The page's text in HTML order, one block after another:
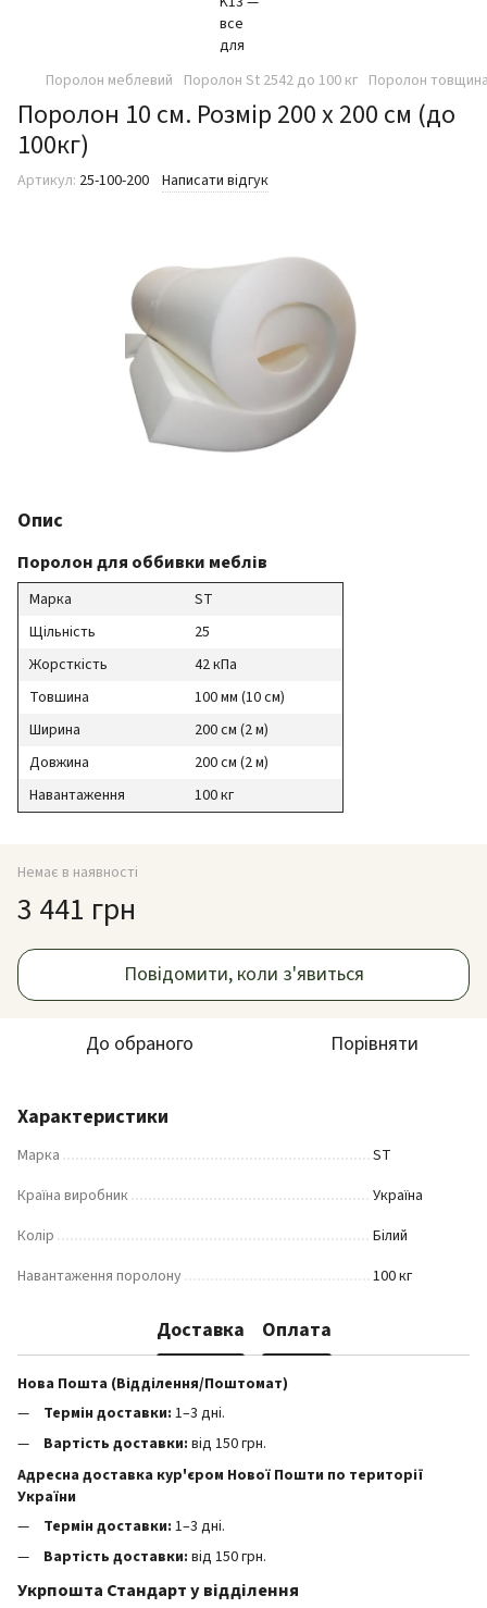
Поролон меблевий Поролон St 2542 до 100 кг Поролон
Поролон 10 см. Розмір 200 х 200 см (до
100кг)
Артикул: 25-100-200 Написати відгук
Опис
Поролон для оббивки меблів
Марка
ST
Щільність
25
Жорсткість
42 кПа
Товшина
100 мм (10 см)
Ширина
200 см (2 м)
Довжина
200 см (2 м)
Навантаження
100 кг
Немає в наявності
3 441 грн
Повідомити, коли з'явиться
До обраного Порівняти
Характеристики
Марка
ST
Країна виробник
Україна
Колір
Білий
Навантаження поролону
100 кг
Доставка Оплата
Нова Пошта (Відділення/Поштомат)
Термін доставки: 1–3 дні.
Вартість доставки: від 150 грн.
Адресна доставка кур'єром Нової Пошти по території
України
Термін доставки: 1–3 дні.
Вартість доставки: від 150 грн.
Укрпошта Стандарт у відділення